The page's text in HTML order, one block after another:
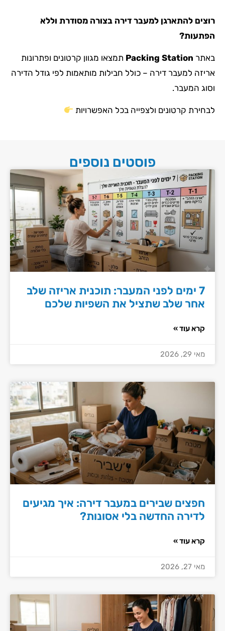
רוצים להתארגן למעבר דירה בצורה מסודרת וללא
הפתעות?
באתר Packing Station תמצאו מגוון קרטונים ופתרונות
אריזה למעבר דירה – כולל חבילות מותאמות לפי גודל הדירה
וסוג המעבר.
לבחירת קרטונים ולצפייה בכל האפשרויות
פוסטים נוספים
7 ימים לפני המעבר: תוכנית אריזה שלב
אחר שלב שתציל את השפיות שלכם
קרא עוד »
מאי 29, 2026
חפצים שבירים במעבר דירה: איך מגיעים
לדירה החדשה בלי אסונות?
קרא עוד »
מאי 27, 2026